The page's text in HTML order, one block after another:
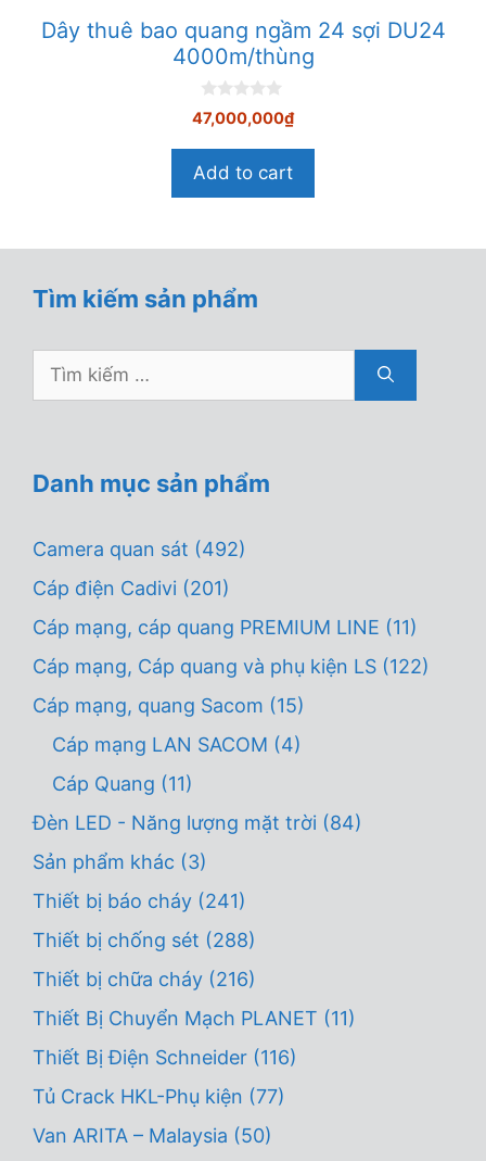
Dây thuê bao quang ngầm 24 sợi DU24
4000m/thùng
0
n
à
5
47,000,000₫
Add to cart
Tìm kiếm sản phẩm
Tìm
Danh mục sản phẩm
Camera quan sát (492)
Cáp điện Cadivi (201)
Cáp mạng, cáp quang PREMIUM LINE (11)
Cáp mạng, Cáp quang và phụ kiện LS (122)
Cáp mạng, quang Sacom (15)
Cáp mạng LAN SACOM (4)
Cáp Quang (11)
Đèn LED - Năng lượng mặt trời (84)
Sản phẩm khác (3)
Thiết bị báo cháy (241)
Thiết bị chống sét (288)
Thiết bị chữa cháy (216)
Thiết Bị Chuyển Mạch PLANET (11)
Thiết Bị Điện Schneider (116)
Tủ Crack HKL-Phụ kiện (77)
Van ARITA – Malaysia (50)